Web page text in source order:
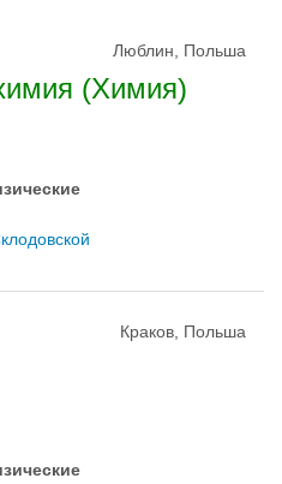
Люблин, Польша
(Химия)
Краков, Польша